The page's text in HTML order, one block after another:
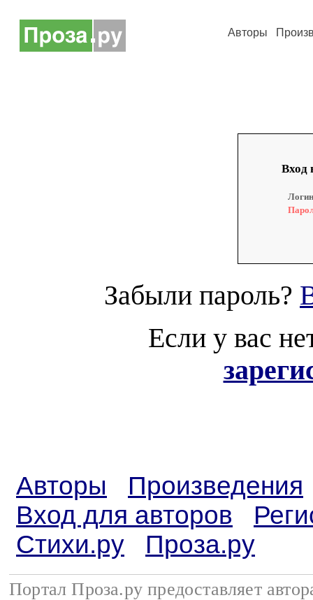
Авторы
Вход
Забыли пароль?
Если у вас
Авторы
Произведения
Вход для авторов
Стихи.ру
Проза.ру
Портал Проза.ру предоставляет